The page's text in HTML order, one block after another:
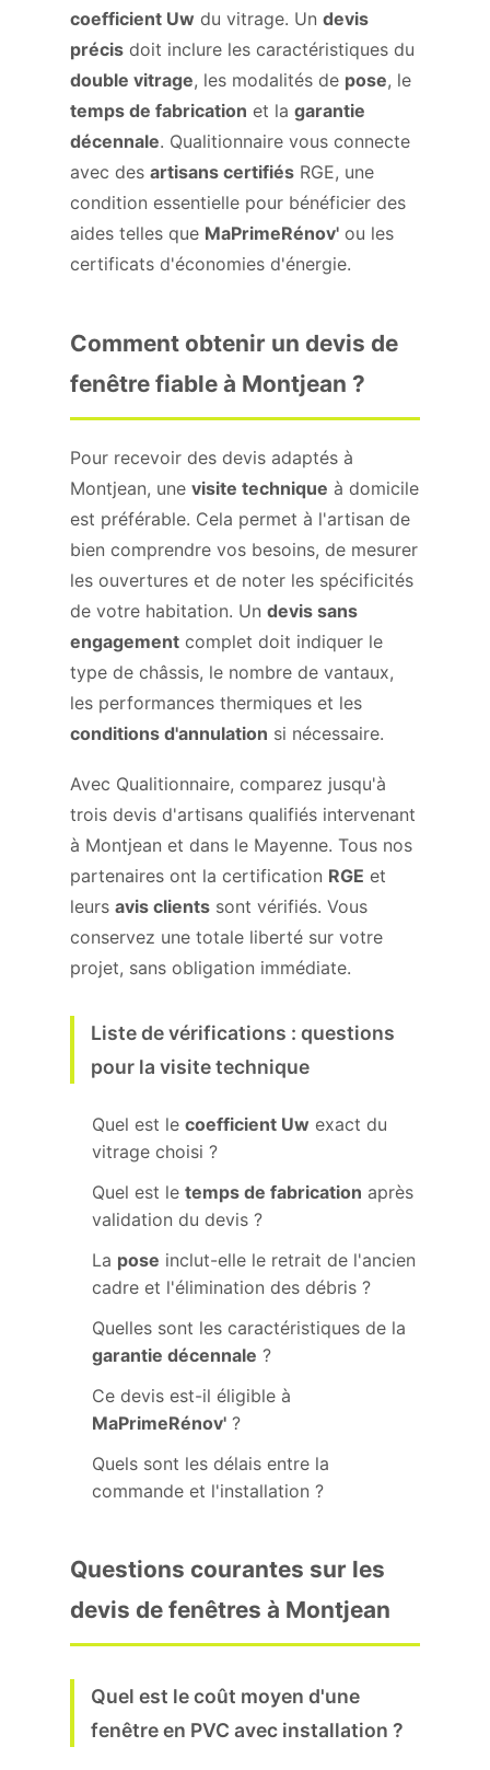
coefficient Uw du vitrage. Un devis
précis doit inclure les caractéristiques du
double vitrage, les modalités de pose, le
temps de fabrication et la garantie
décennale. Qualitionnaire vous connecte
avec des artisans certifiés RGE, une
condition essentielle pour bénéficier des
aides telles que MaPrimeRénov' ou les
certificats d'économies d'énergie.
Comment obtenir un devis de
fenêtre fiable à Montjean ?
Pour recevoir des devis adaptés à
Montjean, une visite technique à domicile
est préférable. Cela permet à l'artisan de
bien comprendre vos besoins, de mesurer
les ouvertures et de noter les spécificités
de votre habitation. Un devis sans
engagement complet doit indiquer le
type de châssis, le nombre de vantaux,
les performances thermiques et les
conditions d'annulation si nécessaire.
Avec Qualitionnaire, comparez jusqu'à
trois devis d'artisans qualifiés intervenant
à Montjean et dans le Mayenne. Tous nos
partenaires ont la certification RGE et
leurs avis clients sont vérifiés. Vous
conservez une totale liberté sur votre
projet, sans obligation immédiate.
Liste de vérifications : questions
pour la visite technique
Quel est le coefficient Uw exact du
vitrage choisi ?
Quel est le temps de fabrication après
validation du devis ?
La pose inclut-elle le retrait de l'ancien
cadre et l'élimination des débris ?
Quelles sont les caractéristiques de la
garantie décennale ?
Ce devis est-il éligible à
MaPrimeRénov' ?
Quels sont les délais entre la
commande et l'installation ?
Questions courantes sur les
devis de fenêtres à Montjean
Quel est le coût moyen d'une
fenêtre en PVC avec installation ?